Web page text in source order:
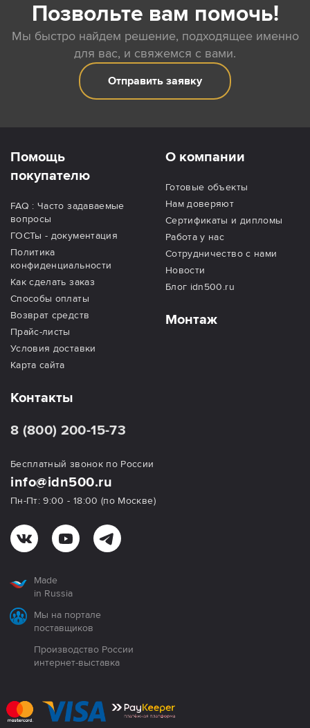
Позвольте вам помочь!
Мы быстро найдем решение, подходящее именно
для вас, и свяжемся с вами.
Отправить заявку
Помощь
покупателю
FAQ : Часто задаваемые
вопросы
ГОСТы - документация
Политика
конфиденциальности
Как сделать заказ
Способы оплаты
Возврат средств
Прайс-листы
Условия доставки
Карта сайта
О компании
Готовые объекты
Нам доверяют
Сертификаты и дипломы
Работа у нас
Сотрудничество с нами
Новости
Блог idn500.ru
Монтаж
Контакты
8 (800) 200-15-73
Бесплатный звонок по России
info@idn500.ru
Пн-Пт: 9:00 - 18:00 (по Москве)
Made
in Russia
Мы на портале
поставщиков
Производство России
интернет-выставка